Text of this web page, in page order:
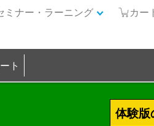
カー
ミナー・ラーニング
ト
体験版